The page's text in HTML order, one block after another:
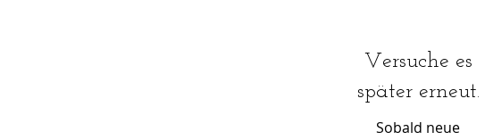
Versuche es
später erneut.
Sobald neue